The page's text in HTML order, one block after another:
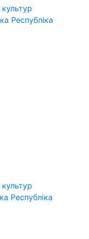
Республіка
Республіка